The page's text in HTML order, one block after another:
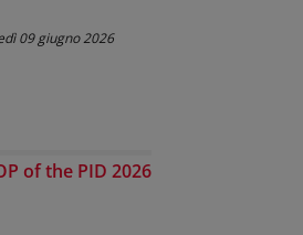
09 giugno 2026
of the PID 2026